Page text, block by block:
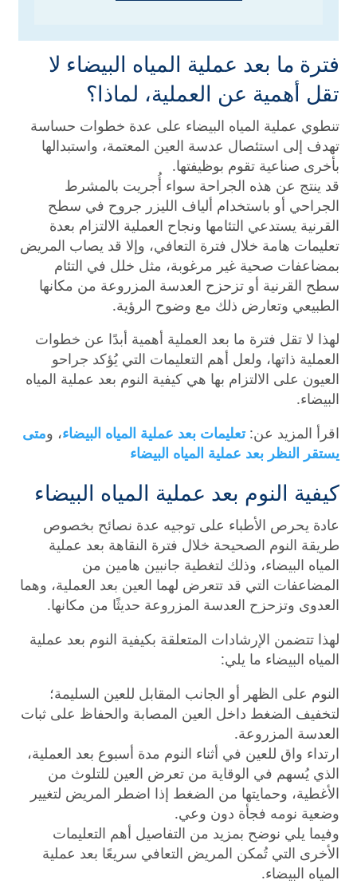
فترة ما بعد عملية المياه البيضاء لا
تقل أهمية عن العملية، لماذا؟
تنطوي عملية المياه البيضاء على عدة خطوات حساسة
تهدف إلى استئصال عدسة العين المعتمة، واستبدالها
بأخرى صناعية تقوم بوظيفتها.
قد ينتج عن هذه الجراحة سواء أُجريت بالمشرط
الجراحي أو باستخدام ألياف الليزر جروح في سطح
القرنية يستدعي التئامها ونجاح العملية الالتزام بعدة
تعليمات هامة خلال فترة التعافي، وإلا قد يصاب المريض
بمضاعفات صحية غير مرغوبة، مثل خلل في التئام
سطح القرنية أو تزحزح العدسة المزروعة من مكانها
الطبيعي وتعارض ذلك مع وضوح الرؤية.
لهذا لا تقل فترة ما بعد العملية أهمية أبدًا عن خطوات
العملية ذاتها، ولعل أهم التعليمات التي يُؤكد جراحو
العيون على الالتزام بها هي كيفية النوم بعد عملية المياه
البيضاء.
اقرأ المزيد عن:تعليمات بعد عملية المياه البيضاء، ومتى
يستقر النظر بعد عملية المياه البيضاء
كيفية النوم بعد عملية المياه البيضاء
عادة يحرص الأطباء على توجيه عدة نصائح بخصوص
طريقة النوم الصحيحة خلال فترة النقاهة بعد عملية
المياه البيضاء، وذلك لتغطية جانبين هامين من
المضاعفات التي قد تتعرض لهما العين بعد العملية، وهما
العدوى وتزحزح العدسة المزروعة حديثًا من مكانها.
لهذا تتضمن الإرشادات المتعلقة بكيفية النوم بعد عملية
المياه البيضاء ما يلي:
النوم على الظهر أو الجانب المقابل للعين السليمة؛
لتخفيف الضغط داخل العين المصابة والحفاظ على ثبات
العدسة المزروعة.
ارتداء واق للعين في أثناء النوم مدة أسبوع بعد العملية،
الذي يُسهم في الوقاية من تعرض العين للتلوث من
الأغطية، وحمايتها من الضغط إذا اضطر المريض لتغيير
وضعية نومه فجأة دون وعي.
وفيما يلي نوضح بمزيد من التفاصيل أهم التعليمات
الأخرى التي تُمكن المريض التعافي سريعًا بعد عملية
المياه البيضاء.